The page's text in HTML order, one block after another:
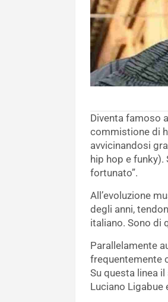
Diventa famoso
commistione di
avvicinandosi
hip hop e funky).
fortunato”.
All’evoluzione
degli anni,
italiano. Sono di
Parallelamente
frequentemente
Su questa linea
Luciano Ligabue